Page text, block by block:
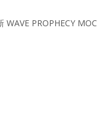
WAVE PROPHECY MOC
場 Curry USA 夢幻配色